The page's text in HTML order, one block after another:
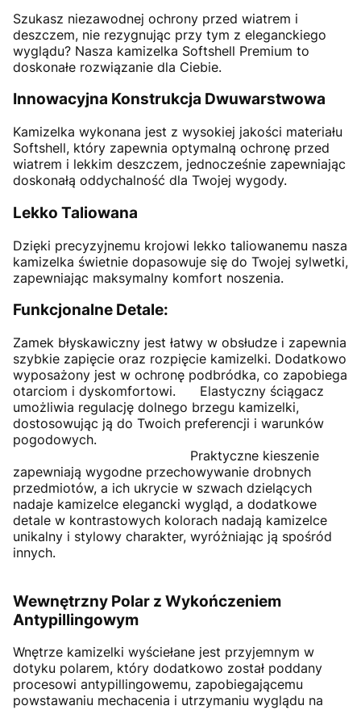
Szukasz niezawodnej ochrony przed wiatrem i
deszczem, nie rezygnując przy tym z eleganckiego
wyglądu? Nasza kamizelka Softshell Premium to
doskonałe rozwiązanie dla Ciebie.
Innowacyjna Konstrukcja Dwuwarstwowa
Kamizelka wykonana jest z wysokiej jakości materiału
Softshell, który zapewnia optymalną ochronę przed
wiatrem i lekkim deszczem, jednocześnie zapewniając
doskonałą oddychalność dla Twojej wygody.
Lekko Taliowana
Dzięki precyzyjnemu krojowi lekko taliowanemu nasza
kamizelka świetnie dopasowuje się do Twojej sylwetki,
zapewniając maksymalny komfort noszenia.
Funkcjonalne Detale:
Zamek błyskawiczny jest łatwy w obsłudze i zapewnia
szybkie zapięcie oraz rozpięcie kamizelki. Dodatkowo
wyposażony jest w ochronę podbródka, co zapobiega
otarciom i dyskomfortowi. Elastyczny ściągacz
umożliwia regulację dolnego brzegu kamizelki,
dostosowując ją do Twoich preferencji i warunków
pogodowych.
Praktyczne kieszenie
zapewniają wygodne przechowywanie drobnych
przedmiotów, a ich ukrycie w szwach dzielących
nadaje kamizelce elegancki wygląd, a dodatkowe
detale w kontrastowych kolorach nadają kamizelce
unikalny i stylowy charakter, wyróżniając ją spośród
innych.
Wewnętrzny Polar z Wykończeniem
Antypillingowym
Wnętrze kamizelki wyściełane jest przyjemnym w
dotyku polarem, który dodatkowo został poddany
procesowi antypillingowemu, zapobiegającemu
powstawaniu mechacenia i utrzymaniu wyglądu na